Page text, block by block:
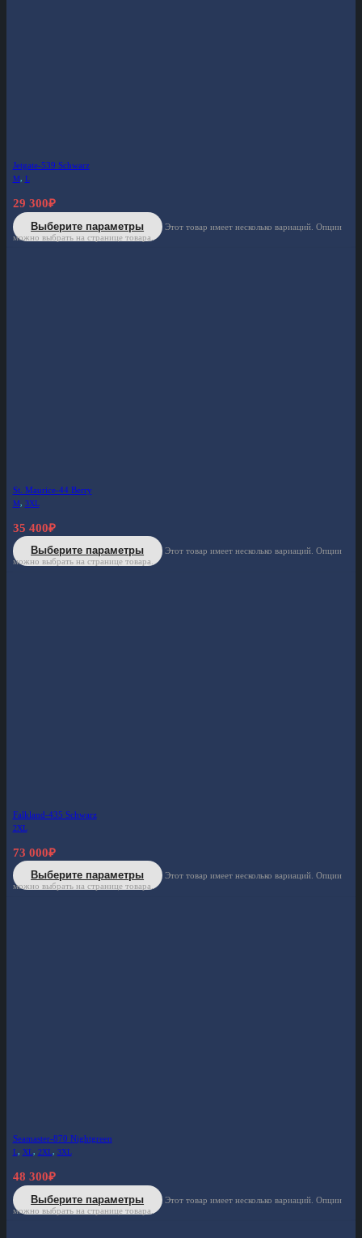
Jetgate-539 Schwarz
M, L
29 300₽
Выберите параметры
Этот товар имеет несколько вариаций. Опции
можно выбрать на странице товара.
St. Maurice-44 Berry
M, 3XL
35 400₽
Выберите параметры
Этот товар имеет несколько вариаций. Опции
можно выбрать на странице товара.
Falkland-435 Schwarz
2XL
73 000₽
Выберите параметры
Этот товар имеет несколько вариаций. Опции
можно выбрать на странице товара.
Seamaster-870 Nightgreen
L, XL, 2XL, 3XL
48 300₽
Выберите параметры
Этот товар имеет несколько вариаций. Опции
можно выбрать на странице товара.